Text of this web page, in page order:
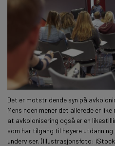
Det er motstridende syn på
Mens noen mener det allerede er
at avkolonisering også er en
som har tilgang til høyere
underviser. (Illustrasjonsfoto: